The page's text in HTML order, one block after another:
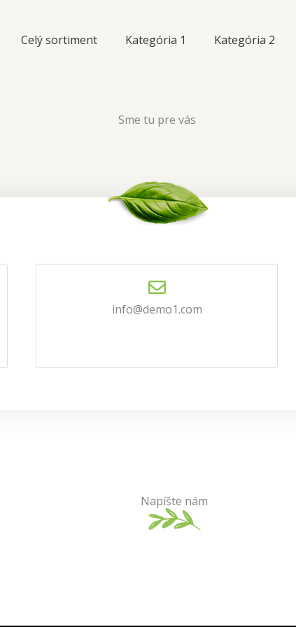
Celý sortiment Kategória 1 Kategória 2
Sme tu pre vás
info@demo1.com
Napíšte nám